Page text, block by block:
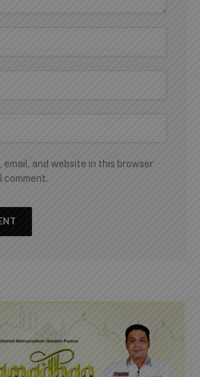
email, and website in this browser
comment.